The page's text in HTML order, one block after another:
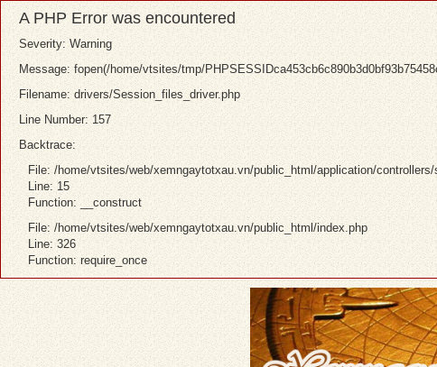
A PHP Error was encountered
Severity: Warning
Message: fopen(/home/vtsites/tmp/
Filename: drivers/Session_files_driver.php
Line Number: 157
Backtrace:
File: /home/vtsites/web/xemngaytotxau.vn/public_html/application/
Line: 15
Function: __construct
File: /home/vtsites/web/xemngaytotxau.vn/public_html/index.php
Line: 326
Function: require_once